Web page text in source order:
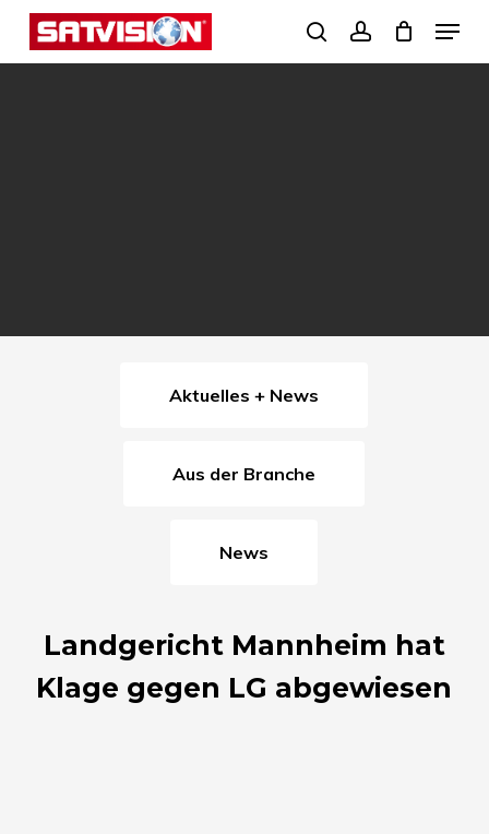
Skip
search
Menu
Aktuelles + News
Aus der Branche
News
Landgericht Mannheim hat
Klage gegen LG abgewiesen